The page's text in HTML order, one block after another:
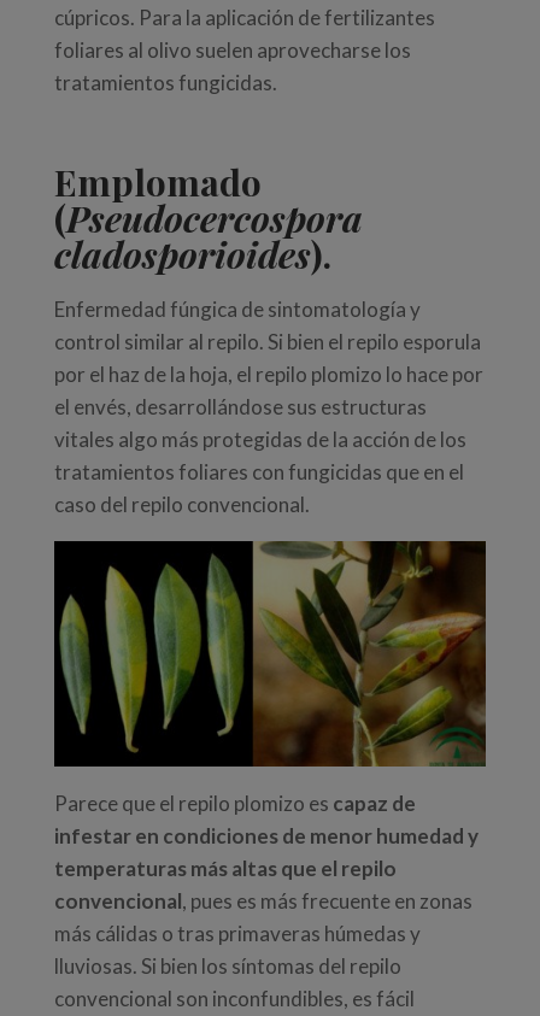
cúpricos. Para la aplicación de fertilizantes
foliares al olivo suelen aprovecharse los
tratamientos fungicidas.
Emplomado
(Pseudocercospora
cladosporioides).
Enfermedad fúngica de sintomatología y
control similar al repilo. Si bien el repilo esporula
por el haz de la hoja, el repilo plomizo lo hace por
el envés, desarrollándose sus estructuras
vitales algo más protegidas de la acción de los
tratamientos foliares con fungicidas que en el
caso del repilo convencional.
Parece que el repilo plomizo es capaz de
infestar en condiciones de menor humedad y
temperaturas más altas que el repilo
convencional, pues es más frecuente en zonas
más cálidas o tras primaveras húmedas y
lluviosas. Si bien los síntomas del repilo
convencional son inconfundibles, es fácil